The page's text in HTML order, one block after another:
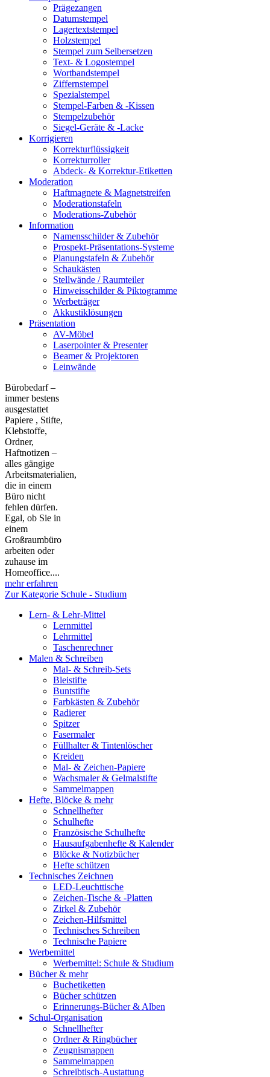
Prägezangen
Datumstempel
Lagertextstempel
Holzstempel
Stempel zum Selbersetzen
Text- & Logostempel
Wortbandstempel
Ziffernstempel
Spezialstempel
Stempel-Farben & -Kissen
Stempelzubehör
Siegel-Geräte & -Lacke
Korrigieren
Korrekturflüssigkeit
Korrekturroller
Abdeck- & Korrektur-Etiketten
Moderation
Haftmagnete & Magnetstreifen
Moderationstafeln
Moderations-Zubehör
Information
Namensschilder & Zubehör
Prospekt-Präsentations-Systeme
Planungstafeln & Zubehör
Schaukästen
Stellwände / Raumteiler
Hinweisschilder & Piktogramme
Werbeträger
Akkustiklösungen
Präsentation
AV-Möbel
Laserpointer & Presenter
Beamer & Projektoren
Leinwände
Bürobedarf –
immer bestens
ausgestattet
Papiere , Stifte,
Klebstoffe,
Ordner,
Haftnotizen –
alles gängige
Arbeitsmaterialien,
die in einem
Büro nicht
fehlen dürfen.
Egal, ob Sie in
einem
Großraumbüro
arbeiten oder
zuhause im
Homeoffice....
mehr erfahren
Zur Kategorie Schule - Studium
Lern- & Lehr-Mittel
Lernmittel
Lehrmittel
Taschenrechner
Malen & Schreiben
Mal- & Schreib-Sets
Bleistifte
Buntstifte
Farbkästen & Zubehör
Radierer
Spitzer
Fasermaler
Füllhalter & Tintenlöscher
Kreiden
Mal- & Zeichen-Papiere
Wachsmaler & Gelmalstifte
Sammelmappen
Hefte, Blöcke & mehr
Schnellhefter
Schulhefte
Französische Schulhefte
Hausaufgabenhefte & Kalender
Blöcke & Notizbücher
Hefte schützen
Technisches Zeichnen
LED-Leuchttische
Zeichen-Tische & -Platten
Zirkel & Zubehör
Zeichen-Hilfsmittel
Technisches Schreiben
Technische Papiere
Werbemittel
Werbemittel: Schule & Studium
Bücher & mehr
Buchetiketten
Bücher schützen
Erinnerungs-Bücher & Alben
Schul-Organisation
Schnellhefter
Ordner & Ringbücher
Zeugnismappen
Sammelmappen
Schreibtisch-Austattung